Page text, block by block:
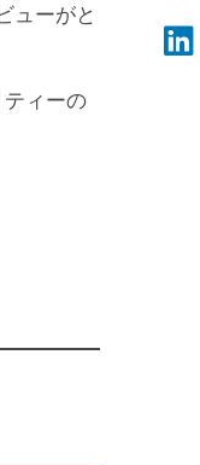
ューがと
ティーの